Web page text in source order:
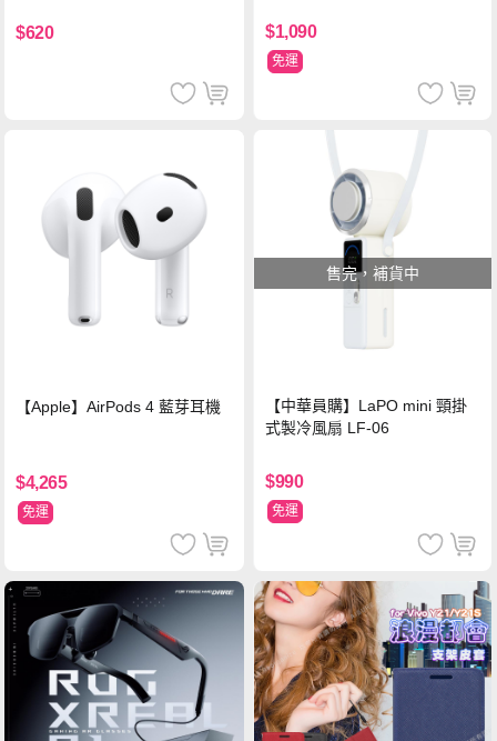
$620 $1,090
免運
【Apple】AirPods 4 藍芽耳機
$4,265
免運
售完，補貨中
【中華員購】LaPO mini 頸掛
式製冷風扇 LF-06
$990
免運